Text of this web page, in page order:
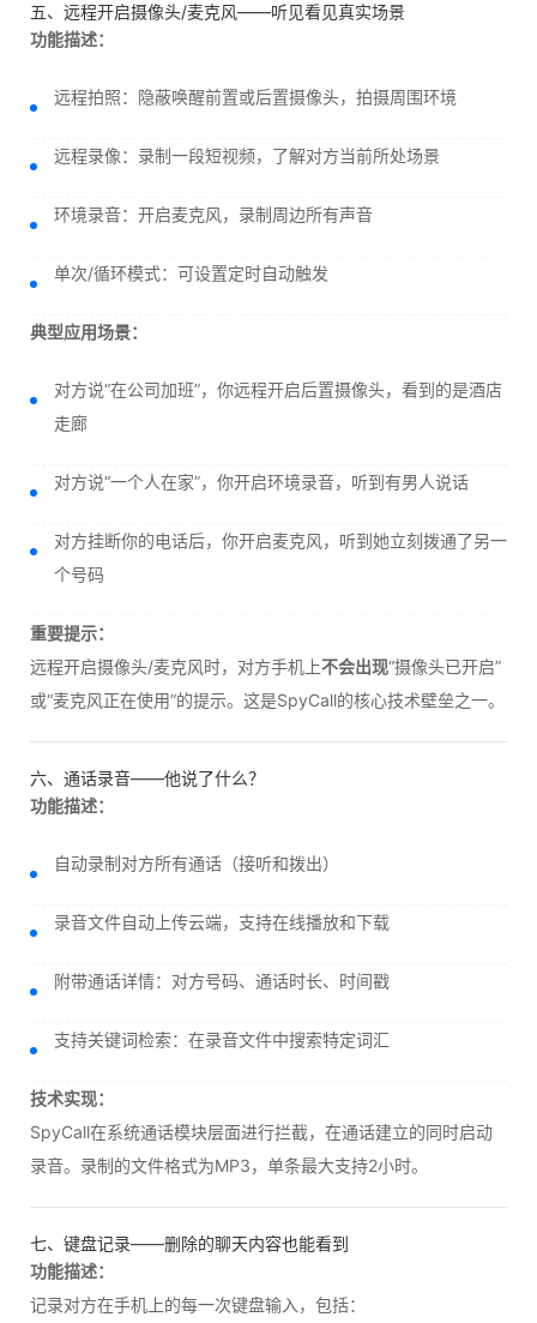
五、远程开启摄像头/麦克风——听见看见真实场景
功能描述：
远程拍照：隐蔽唤醒前置或后置摄像头，拍摄周围环境
远程录像：录制一段短视频，了解对方当前所处场景
环境录音：开启麦克风，录制周边所有声音
单次/循环模式：可设置定时自动触发
典型应用场景：
对方说“在公司加班”，你远程开启后置摄像头，看到的是酒店
走廊
对方说“一个人在家”，你开启环境录音，听到有男人说话
对方挂断你的电话后，你开启麦克风，听到她立刻拨通了另一
个号码
重要提示：
远程开启摄像头/麦克风时，对方手机上不会出现“摄像头已开启”
或“麦克风正在使用”的提示。这是SpyCall的核心技术壁垒之一。
六、通话录音——他说了什么？
功能描述：
自动录制对方所有通话（接听和拨出）
录音文件自动上传云端，支持在线播放和下载
附带通话详情：对方号码、通话时长、时间戳
支持关键词检索：在录音文件中搜索特定词汇
技术实现：
SpyCall在系统通话模块层面进行拦截，在通话建立的同时启动
录音。录制的文件格式为MP3，单条最大支持2小时。
七、键盘记录——删除的聊天内容也能看到
功能描述：
记录对方在手机上的每一次键盘输入，包括：